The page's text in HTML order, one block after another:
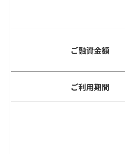
ご融資金額
ご利用期間